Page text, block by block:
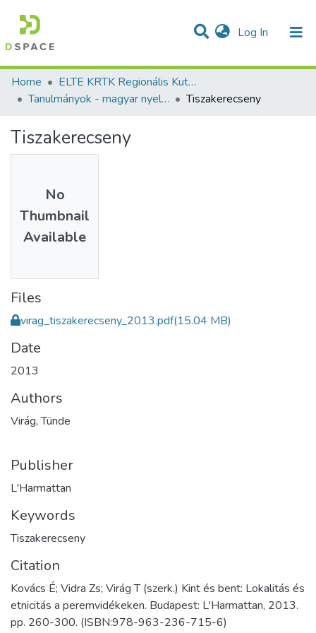
Log In (current)
Communities & Collections
Statistics
All of DSpace
Home
ELTE KRTK Regionális Kutatások Intézete
Tanulmányok - magyar nyelvű (RKI)
Tiszakerecseny
Tiszakerecseny
No
Thumbnail
Available
Files
virag_tiszakerecseny_2013.pdf(15.04 MB)
Date
2013
Authors
Virág, Tünde
Publisher
L'Harmattan
Keywords
Tiszakerecseny
Citation
Kovács É; Vidra Zs; Virág T (szerk.) Kint és bent: Lokalitás és
etnicitás a peremvidékeken. Budapest: L'Harmattan, 2013.
pp. 260-300. (ISBN:978-963-236-715-6)